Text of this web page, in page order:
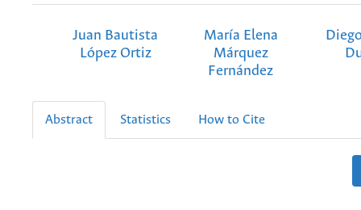
Juan Bautista
López Ortiz
María Elena
Márquez
Fernández
Abstract Statistics How to Cite